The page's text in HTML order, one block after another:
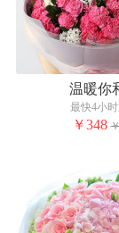
温暖你
最快4小
￥348